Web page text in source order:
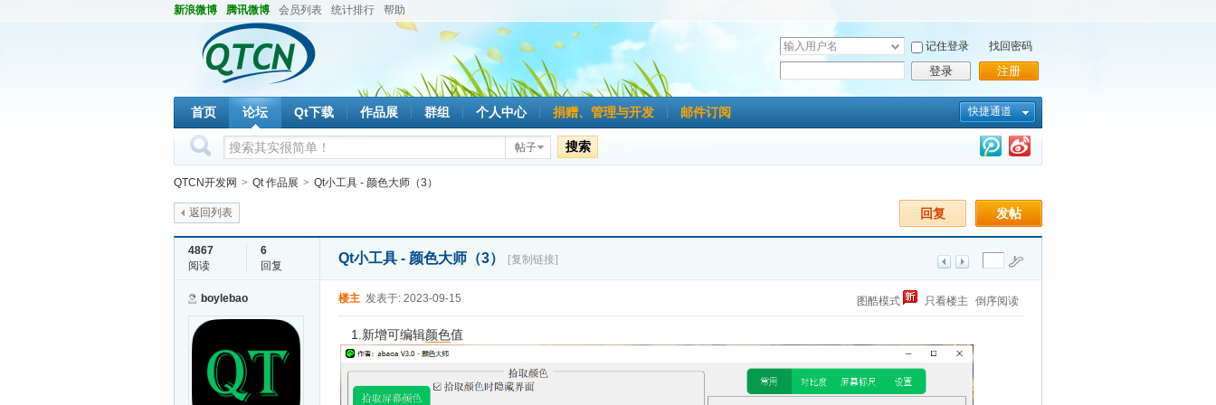
新浪微博 腾讯微博 会员列表 统计排行 帮助
用
户
名
记住登录
登录
找回密码
注册
快捷通道
首页 论坛 Qt下载 作品展 群组 个人中心 捐赠、管理与开发 邮件订阅
帖子 搜索
QTCN开发网 > Qt 作品展 > Qt小工具 - 颜色大师（3）
发帖
回复
返回列表
4867
阅读
6
回复
Qt小工具 - 颜色大师（3） [复制链接]
boylebao 图酷模式 只看楼主 倒序阅读
楼主 发表于: 2023-09-15
1.新增可编辑颜色值